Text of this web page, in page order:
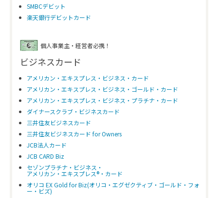
SMBCデビット
楽天銀行デビットカード
個人事業主・経営者必携！
ビジネスカード
アメリカン・エキスプレス・ビジネス・カード
アメリカン・エキスプレス・ビジネス・ゴールド・カード
アメリカン・エキスプレス・ビジネス・プラチナ・カード
ダイナースクラブ・ビジネスカード
三井住友ビジネスカード
三井住友ビジネスカード for Owners
JCB法人カード
JCB CARD Biz
セゾンプラチナ・ビジネス・
アメリカン・エキスプレス®・カード
オリコ EX Gold for Biz(オリコ・エグゼクティブ・ゴールド・フォ
ー・ビズ)